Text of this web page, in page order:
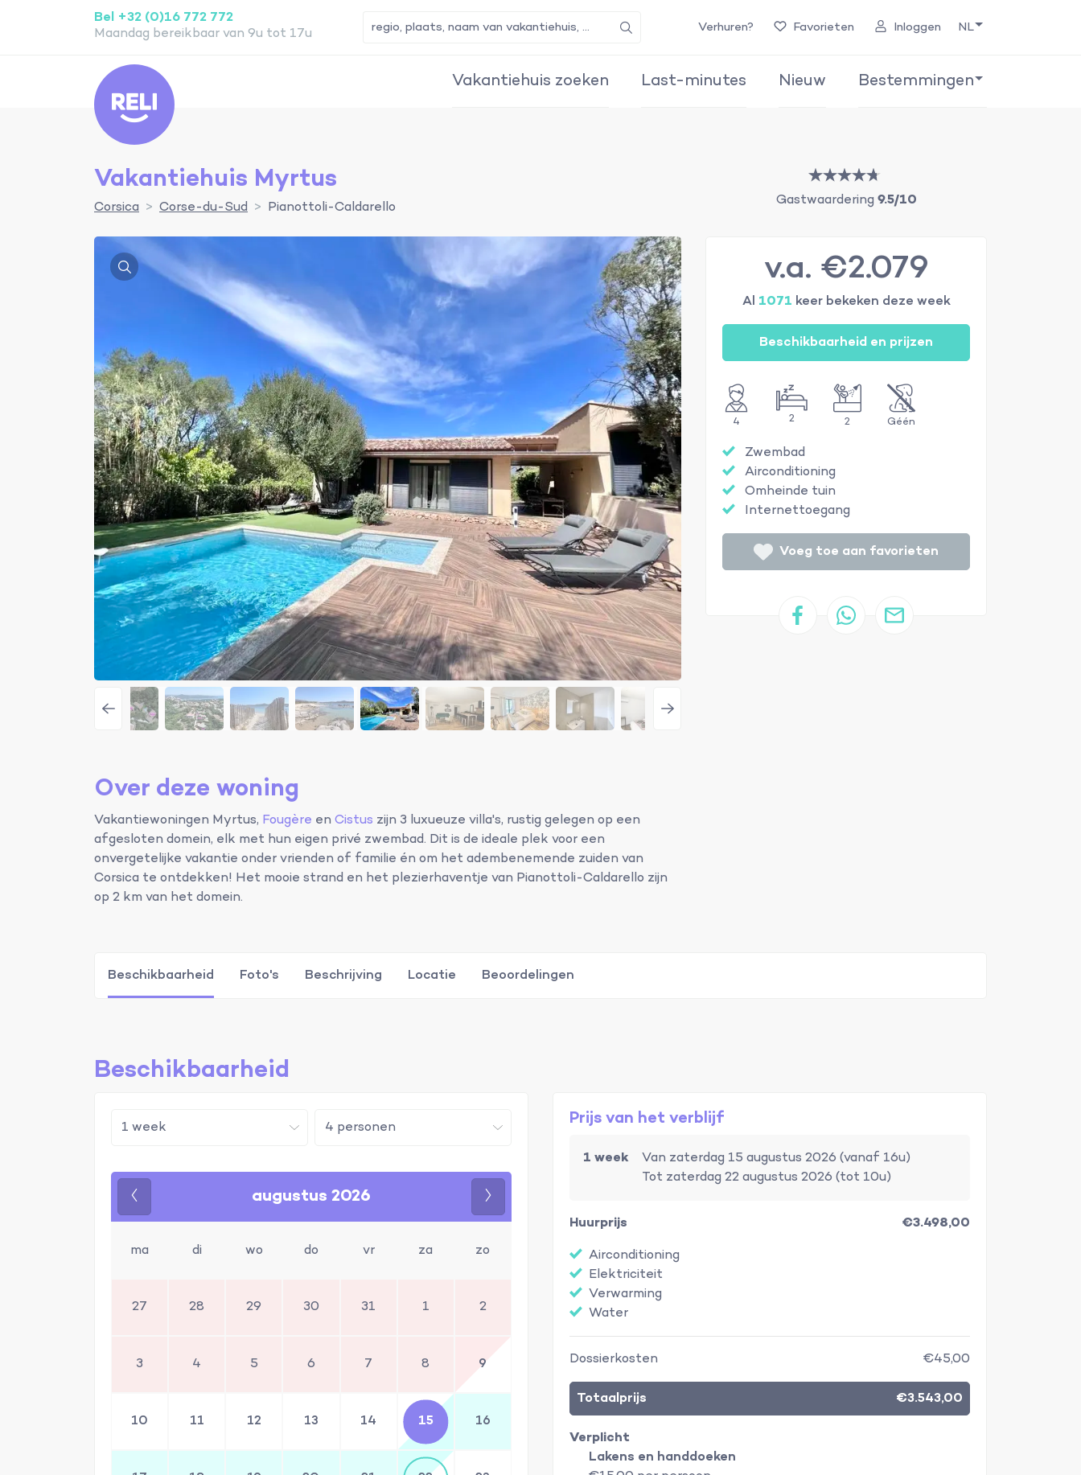
Reli
Bel +32 (0)16 772 772
Maandag bereikbaar van 9u tot 17u
Zoeken Verhuren? Favorieten Inloggen NL
Vakantiehuis zoeken Last-minutes Nieuw Bestemmingen
Gastwaardering 9.5/10
Corsica Corse-du-Sud Pianottoli-Caldarello
Vakantiehuis Myrtus
4 2 2 Géén
Zwembad
Airconditioning
Omheinde tuin
Internettoegang
v.a. €2.079
Al 1071 keer bekeken deze week
Beschikbaarheid en prijzen
Voeg toe aan favorieten
Over deze woning
Vakantiewoningen Myrtus, Fougère en Cistus zijn 3 luxueuze villa's, rustig gelegen op een
afgesloten domein, elk met hun eigen privé zwembad. Dit is de ideale plek voor een
onvergetelijke vakantie onder vrienden of familie én om het adembenemende zuiden van
Corsica te ontdekken! Het mooie strand en het plezierhaventje van Pianottoli-Caldarello zijn
op 2 km van het domein.
Beschikbaarheid Foto's Beschrijving Locatie Beoordelingen
Beschikbaarheid
augustus 2026
ma di wo do vr za zo
27 28 29 30 31 1 2
3 4 5 6 7 8 9
10 11 12 13 14 15 16
Prijs van het verblijf
1 week
Van zaterdag 15 augustus 2026 (vanaf 16u)
Tot zaterdag 22 augustus 2026 (tot 10u)
Huurprijs
€3.498,00
Airconditioning
Elektriciteit
Verwarming
Water
Dossierkosten €45,00
Totaalprijs €3.543,00
Verplicht
Lakens en handdoeken